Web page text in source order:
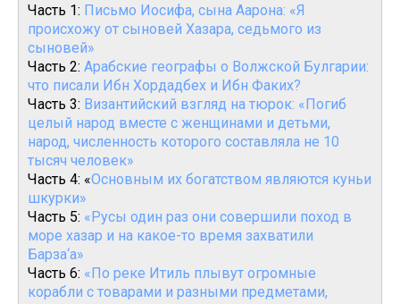
Часть 1: Письмо Иосифа, сына Аарона: «Я
происхожу от сыновей Хазара, седьмого из
сыновей»
Часть 2: Арабские географы о Волжской Булгарии:
что писали Ибн Хордадбех и Ибн Факих?
Часть 3: Византийский взгляд на тюрок: «Погиб
целый народ вместе с женщинами и детьми,
народ, численность которого составляла не 10
тысяч человек»
Часть 4: «Основным их богатством являются куньи
шкурки»
Часть 5: «Русы один раз они совершили поход в
море хазар и на какое-то время захватили
Барза‘а»
Часть 6: «По реке Итиль плывут огромные
корабли с товарами и разными предметами,